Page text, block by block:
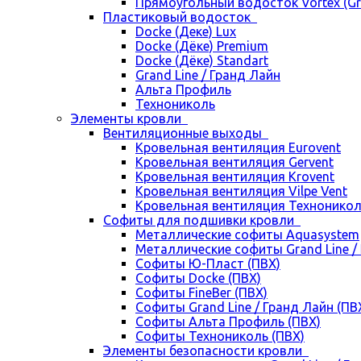
Пластиковый водосток
Docke (Деке) Lux
Docke (Дёке) Premium
Docke (Дёке) Standart
Grand Line / Гранд Лайн
Альта Профиль
Технониколь
Элементы кровли
Вентиляционные выходы
Кровельная вентиляция Eurovent
Кровельная вентиляция Gervent
Кровельная вентиляция Krovent
Кровельная вентиляция Vilpe Vent
Кровельная вентиляция
Cофиты для подшивки кровли
Металлические софиты Aquasystem
Металлические софиты Grand Line /
Софиты Ю-Пласт (ПВХ)
Софиты Docke (ПВХ)
Софиты FineBer (ПВХ)
Софиты Grand Line / Гранд Лайн
Софиты Альта Профиль (ПВХ)
Софиты Технониколь (ПВХ)
Элементы безопасности кровли